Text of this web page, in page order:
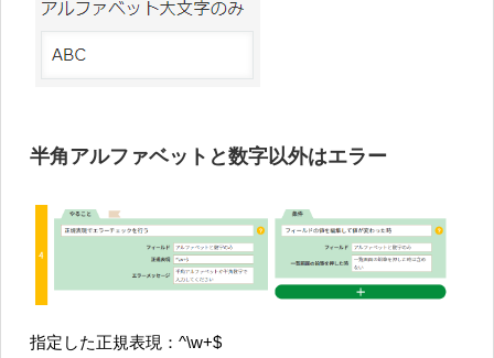
半角アルファベットと数字以外はエラー
指定した正規表現：^\w+$